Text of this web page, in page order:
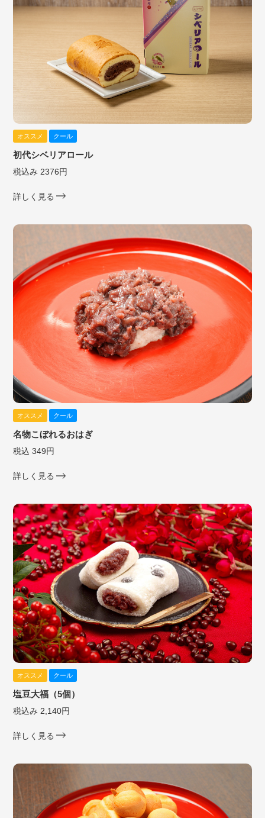
オススメ クール
初代シベリアロール
税込み 2376円
詳しく見る
オススメ クール
名物こぼれるおはぎ
税込 349円
詳しく見る
オススメ クール
塩豆大福（5個）
税込み 2,140円
詳しく見る